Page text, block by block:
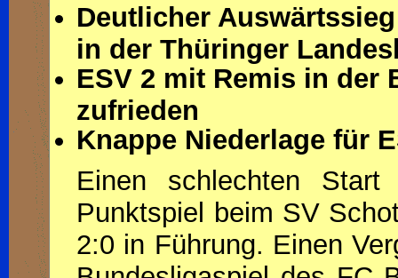
Deutlicher
in der Thüringer
ESV 2 mit Remis in der
zufrieden
Knappe Niederlage für
Einen schlechten
Punktspiel beim SV
2:0 in Führung. Einen